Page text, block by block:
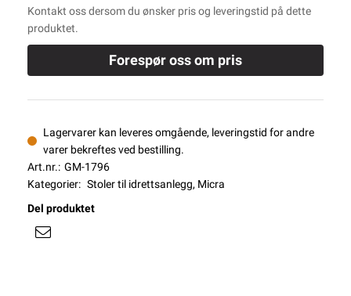
Kontakt oss dersom du ønsker pris og leveringstid på dette
produktet.
Forespør oss om pris
Lagervarer kan leveres omgående, leveringstid for andre
varer bekreftes ved bestilling.
Art.nr.: GM-1796
Kategorier: Stoler til idrettsanlegg, Micra
Del produktet